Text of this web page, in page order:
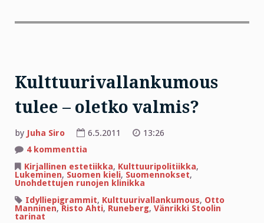
Kulttuurivallankumous
tulee – oletko valmis?
by Juha Siro 6.5.2011
13:26
4 kommenttia
tulee
–
oletko
valmis?
Kirjallinen estetiikka, Kulttuuripolitiikka,
Lukeminen, Suomen kieli, Suomennokset,
Unohdettujen runojen klinikka
Idylliepigrammit, Kulttuurivallankumous, Otto
Manninen,Risto Ahti, Runeberg, Vänrikki Stoolin
tarinat